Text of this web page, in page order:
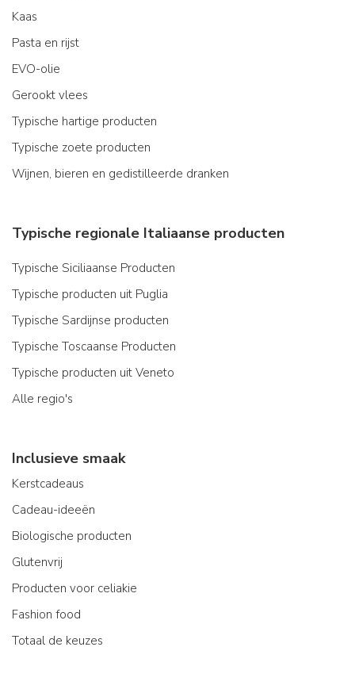
Kaas
Pasta en rijst
EVO-olie
Gerookt vlees
Typische hartige producten
Typische zoete producten
Wijnen, bieren en gedistilleerde dranken
Typische regionale Italiaanse producten
Typische Siciliaanse Producten
Typische producten uit Puglia
Typische Sardijnse producten
Typische Toscaanse Producten
Typische producten uit Veneto
Alle regio's
Inclusieve smaak
Kerstcadeaus
Cadeau-ideeën
Biologische producten
Glutenvrij
Producten voor celiakie
Fashion food
Totaal de keuzes